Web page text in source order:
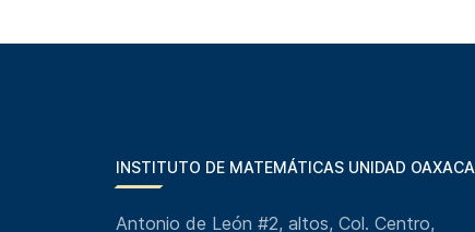
INSTITUTO DE MATEMÁTICAS UNIDAD OAXACA
Antonio de León #2, altos, Col. Centro,